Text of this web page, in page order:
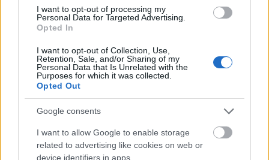
I want to opt-out of processing my
Personal Data for Targeted Advertising.
Opted In
I want to opt-out of Collection, Use,
Retention, Sale, and/or Sharing of my
Personal Data that Is Unrelated with the
Purposes for which it was collected.
Opted Out
Google consents
I want to allow Google to enable storage
related to advertising like cookies on web or
device identifiers in apps.
Η Apple αποφασίζει ποιος μένει και ποιος φεύγει και
οι κανόνες δεν είναι ίδιοι για όλους